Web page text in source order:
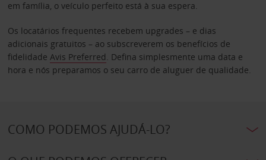
em família, o veículo perfeito está à sua espera.
Os locatários frequentes recebem upgrades – e dias
adicionais gratuitos – ao subscreverem os benefícios de
fidelidade Avis Preferred. Defina simplesmente uma data e
hora e nós preparamos o seu carro de aluguer de qualidade.
COMO PODEMOS AJUDÁ-LO?